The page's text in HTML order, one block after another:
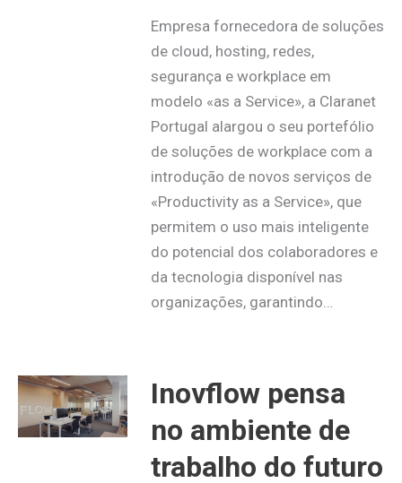
Empresa fornecedora de soluções
de cloud, hosting, redes,
segurança e workplace em
modelo «as a Service», a Claranet
Portugal alargou o seu portefólio
de soluções de workplace com a
introdução de novos serviços de
«Productivity as a Service», que
permitem o uso mais inteligente
do potencial dos colaboradores e
da tecnologia disponível nas
organizações, garantindo…
Inovflow pensa
no ambiente de
trabalho do futuro